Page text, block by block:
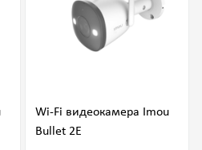
Wi-Fi видеокамера Imou
Bullet 2E